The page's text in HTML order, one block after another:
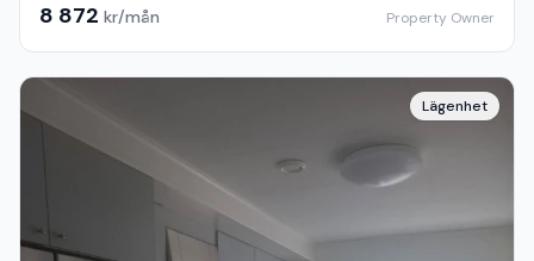
8 872 kr/mån Property Owner
Lägenhet